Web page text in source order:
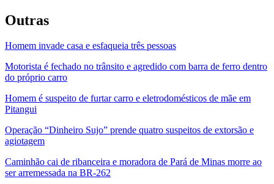
Outras
Homem invade casa e esfaqueia três pessoas
Motorista é fechado no trânsito e agredido com barra de ferro dentro
do próprio carro
Homem é suspeito de furtar carro e eletrodomésticos de mãe em
Pitangui
Operação “Dinheiro Sujo” prende quatro suspeitos de extorsão e
agiotagem
Caminhão cai de ribanceira e moradora de Pará de Minas morre ao
ser arremessada na BR-262